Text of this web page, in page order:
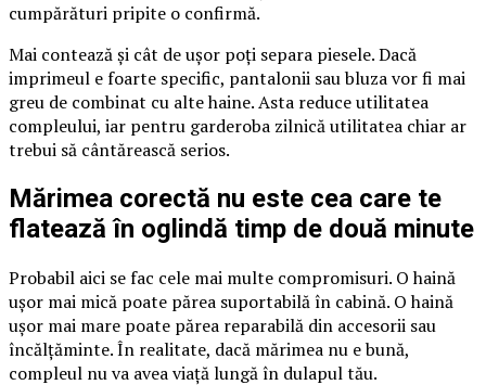
cumpărături pripite o confirmă.
Mai contează și cât de ușor poți separa piesele. Dacă
imprimeul e foarte specific, pantalonii sau bluza vor fi mai
greu de combinat cu alte haine. Asta reduce utilitatea
compleului, iar pentru garderoba zilnică utilitatea chiar ar
trebui să cântărească serios.
Mărimea corectă nu este cea care te
flatează în oglindă timp de două minute
Probabil aici se fac cele mai multe compromisuri. O haină
ușor mai mică poate părea suportabilă în cabină. O haină
ușor mai mare poate părea reparabilă din accesorii sau
încălțăminte. În realitate, dacă mărimea nu e bună,
compleul nu va avea viață lungă în dulapul tău.